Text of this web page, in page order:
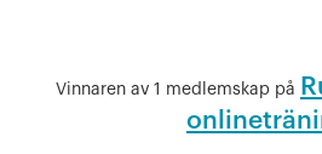
Vinnaren av 1 medlemskap på